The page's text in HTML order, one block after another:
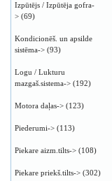
Izpūtējs / Izpūtēja gofra-
> (69)
Kondicionēš. un apsilde
sistēma-> (93)
Logu / Lukturu
mazgaš.sistema-> (192)
Motora daļas-> (123)
Piederumi-> (113)
Piekare aizm.tilts-> (108)
Piekare priekš.tilts-> (302)